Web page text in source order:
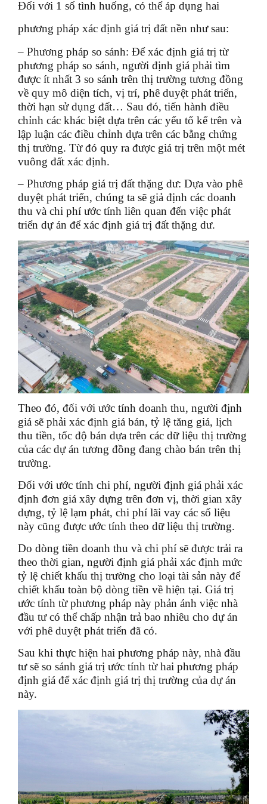
Đối với 1 số tình huống, có thể áp dụng hai
phương pháp xác định giá trị đất nền như sau:
– Phương pháp so sánh: Để xác định giá trị từ
phương pháp so sánh, người định giá phải tìm
được ít nhất 3 so sánh trên thị trường tương đồng
về quy mô diện tích, vị trí, phê duyệt phát triển,
thời hạn sử dụng đất… Sau đó, tiến hành điều
chỉnh các khác biệt dựa trên các yếu tố kể trên và
lập luận các điều chỉnh dựa trên các bằng chứng
thị trường. Từ đó quy ra được giá trị trên một mét
vuông đất xác định.
– Phương pháp giá trị đất thặng dư: Dựa vào phê
duyệt phát triển, chúng ta sẽ giả định các doanh
thu và chi phí ước tính liên quan đến việc phát
triển dự án để xác định giá trị đất thặng dư.
Theo đó, đối với ước tính doanh thu, người định
giá sẽ phải xác định giá bán, tỷ lệ tăng giá, lịch
thu tiền, tốc độ bán dựa trên các dữ liệu thị trường
của các dự án tương đồng đang chào bán trên thị
trường.
Đối với ước tính chi phí, người định giá phải xác
định đơn giá xây dựng trên đơn vị, thời gian xây
dựng, tỷ lệ lạm phát, chi phí lãi vay các số liệu
này cũng được ước tính theo dữ liệu thị trường.
Do dòng tiền doanh thu và chi phí sẽ được trải ra
theo thời gian, người định giá phải xác định mức
tỷ lệ chiết khấu thị trường cho loại tài sản này để
chiết khấu toàn bộ dòng tiền về hiện tại. Giá trị
ước tính từ phương pháp này phản ánh việc nhà
đầu tư có thể chấp nhận trả bao nhiêu cho dự án
với phê duyệt phát triển đã có.
Sau khi thực hiện hai phương pháp này, nhà đầu
tư sẽ so sánh giá trị ước tính từ hai phương pháp
định giá để xác định giá trị thị trường của dự án
này.